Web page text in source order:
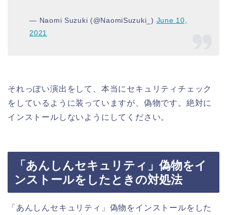
— Naomi Suzuki (@NaomiSuzuki_) June 10,
2021
それっぽい演出をして、本当にセキュリティチェック
をしているように装っていますが、偽物です。絶対に
インストールしないようにしてください。
「あんしんセキュリティ」偽物をイ
ンストールをしたときの対処法
「あんしんセキュリティ」偽物をインストールをした